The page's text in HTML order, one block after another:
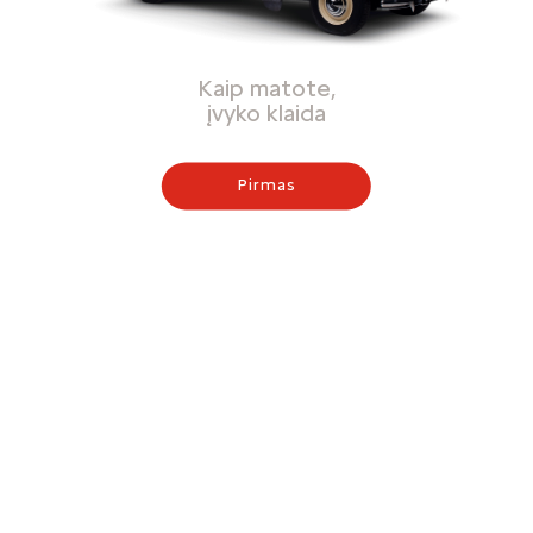
Kaip matote,
įvyko klaida
Pirmas